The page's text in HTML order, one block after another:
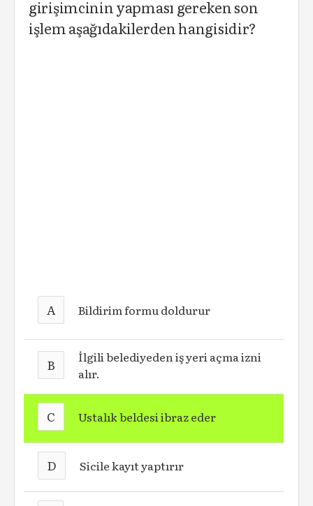
girişimcinin yapması gereken son
işlem aşağıdakilerden hangisidir?
A Bildirim formu doldurur
B
İlgili belediyeden iş yeri açma izni
alır.
C Ustalık beldesi ibraz eder
D Sicile kayıt yaptırır